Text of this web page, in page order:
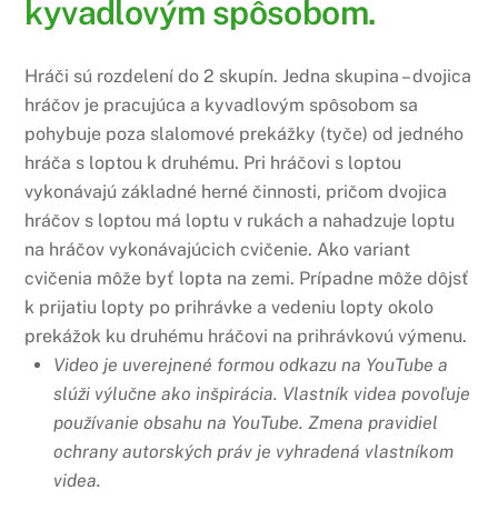
kyvadlovým spôsobom.
Hráči sú rozdelení do 2 skupín. Jedna skupina – dvojica
hráčov je pracujúca a kyvadlovým spôsobom sa
pohybuje poza slalomové prekážky (tyče) od jedného
hráča s loptou k druhému. Pri hráčovi s loptou
vykonávajú základné herné činnosti, pričom dvojica
hráčov s loptou má loptu v rukách a nahadzuje loptu
na hráčov vykonávajúcich cvičenie. Ako variant
cvičenia môže byť lopta na zemi. Prípadne môže dôjsť
k prijatiu lopty po prihrávke a vedeniu lopty okolo
prekážok ku druhému hráčovi na prihrávkovú výmenu.
Video je uverejnené formou odkazu na YouTube a
slúži výlučne ako inšpirácia. Vlastník videa povoľuje
používanie obsahu na YouTube. Zmena pravidiel
ochrany autorských práv je vyhradená vlastníkom
videa.